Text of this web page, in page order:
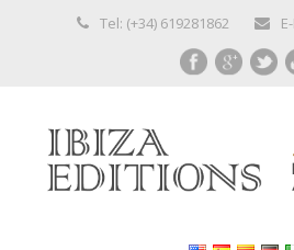
Tel: (+34) 619281862